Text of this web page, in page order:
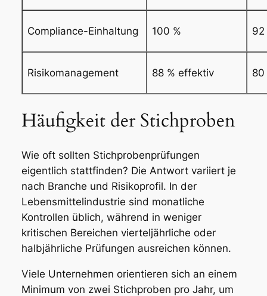
Compliance-Einhaltung 100 % 92
Risikomanagement 88 % effektiv 80
Häufigkeit der Stichproben
Wie oft sollten Stichprobenprüfungen
eigentlich stattfinden? Die Antwort variiert je
nach Branche und Risikoprofil. In der
Lebensmittelindustrie sind monatliche
Kontrollen üblich, während in weniger
kritischen Bereichen vierteljährliche oder
halbjährliche Prüfungen ausreichen können.
Viele Unternehmen orientieren sich an einem
Minimum von zwei Stichproben pro Jahr, um